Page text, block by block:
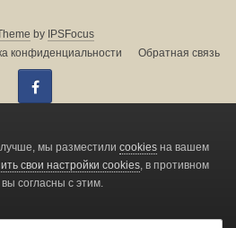
by IPSFocus
конфиденциальности Обратная связь
форума:
by Invision Community
privacy settings
мы разместили cookies на вашем
свои настройки cookies, в противном
согласны с этим.